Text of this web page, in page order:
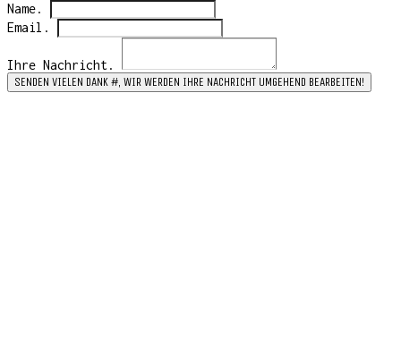
Name.
Email.
Ihre Nachricht.
SENDEN VIELEN DANK #, WIR WERDEN IHRE NACHRICHT UMGEHEND BEARBEITEN!